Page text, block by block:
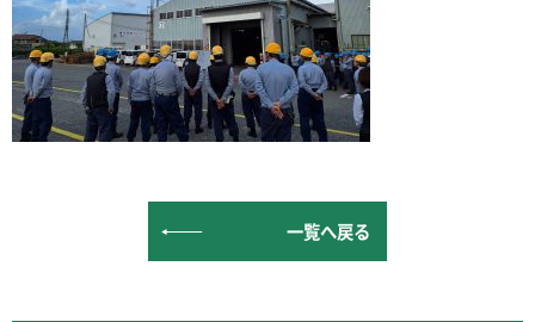
一覧へ戻る